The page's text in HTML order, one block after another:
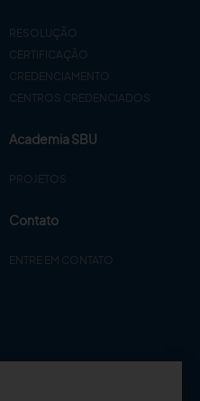
RESOLUÇÃO
CERTIFICAÇÃO
CREDENCIAMENTO
CENTROS CREDENCIADOS
Academia SBU
PROJETOS
Contato
ENTRE EM CONTATO